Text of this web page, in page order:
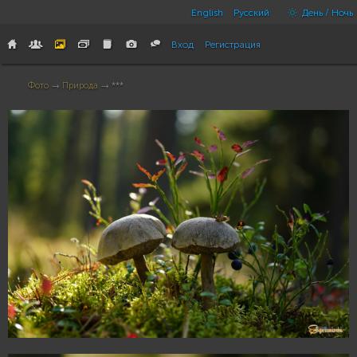
English Русский День / Ночь
Вход Регистрация
Фото → Природа → ***
48